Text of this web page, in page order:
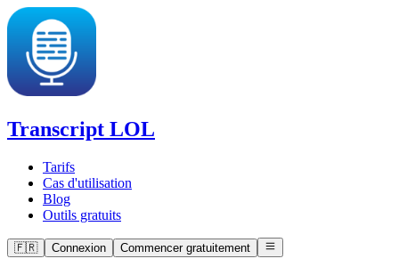
Transcript LOL
Tarifs
Cas d'utilisation
Blog
Outils gratuits
🇫🇷 Connexion Commencer gratuitement